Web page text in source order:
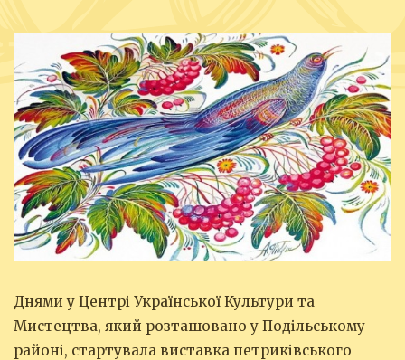
Днями у Центрі Української Культури та
Мистецтва, який розташовано у Подільському
районі, стартувала виставка петриківського